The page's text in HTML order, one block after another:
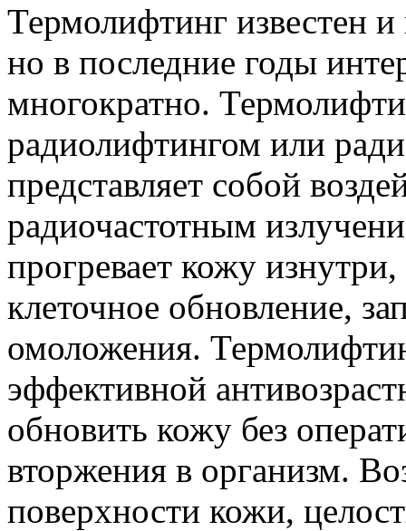
Термолифтинг известен
но в последние годы
многократно.
радиолифтингом или
представляет собой
радиочастотным
прогревает кожу
клеточное обновление,
омоложения.
эффективной
обновить кожу без
вторжения в организм.
поверхности кожи,